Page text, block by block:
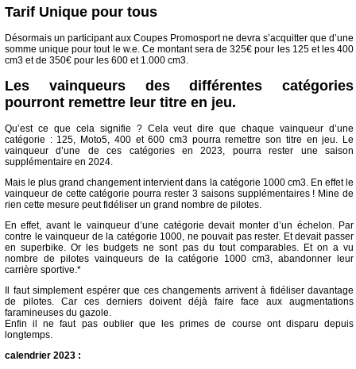
Tarif Unique pour tous
Désormais un participant aux Coupes Promosport ne devra s’acquitter que d’une
somme unique pour tout le w.e. Ce montant sera de 325€ pour les 125 et les 400
cm3 et de 350€ pour les 600 et 1.000 cm3.
Les vainqueurs des différentes catégories
pourront remettre leur titre en jeu.
Qu’est ce que cela signifie ? Cela veut dire que chaque vainqueur d’une
catégorie : 125, Moto5, 400 et 600 cm3 pourra remettre son titre en jeu. Le
vainqueur d’une de ces catégories en 2023, pourra rester une saison
supplémentaire en 2024.
Mais le plus grand changement intervient dans la catégorie 1000 cm3. En effet le
vainqueur de cette catégorie pourra rester 3 saisons supplémentaires ! Mine de
rien cette mesure peut fidéliser un grand nombre de pilotes.
En effet, avant le vainqueur d’une catégorie devait monter d’un échelon. Par
contre le vainqueur de la catégorie 1000, ne pouvait pas rester. Et devait passer
en superbike. Or les budgets ne sont pas du tout comparables. Et on a vu
nombre de pilotes vainqueurs de la catégorie 1000 cm3, abandonner leur
carrière sportive.*
Il faut simplement espérer que ces changements arrivent à fidéliser davantage
de pilotes. Car ces derniers doivent déjà faire face aux augmentations
faramineuses du gazole.
Enfin il ne faut pas oublier que les primes de course ont disparu depuis
longtemps.
calendrier 2023 :